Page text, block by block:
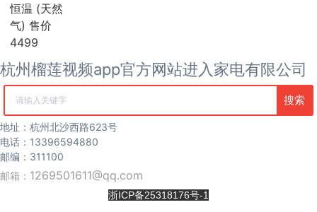
冰箱
海尔冰箱
榴莲视频污版网站冰箱
西门子冰箱
海信冰箱
松下冰箱
容声冰箱
日立冰箱
伊莱克斯冰箱
恒温 (天然
气) 售价
4499
杭州榴莲视频app官方网站进入家电有限公司
搜索
地址：杭州北沙西路623号
电话：13396594880
邮编：311100
邮箱： 1269501611@qq.com
浙ICP备25318176号-1